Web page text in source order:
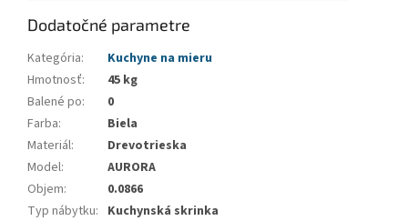
Dodatočné parametre
Kategória:
Kuchyne na mieru
Hmotnosť:
45 kg
Balené po:
0
Farba:
Biela
Materiál:
Drevotrieska
Model:
AURORA
Objem:
0.0866
Typ nábytku: Kuchynská skrinka